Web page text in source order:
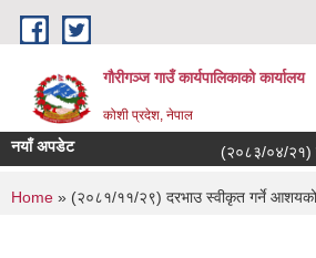
Skip to main content
गौरीगञ्‍ज गाउँ कार्यपालिकाको कार्यालय
कोशी प्रदेश, नेपाल
नयाँ अपडेट (२०८३/०४/२१)
You are here
Home » (२०८१/११/२९) दरभाउ स्वीकृत गर्ने